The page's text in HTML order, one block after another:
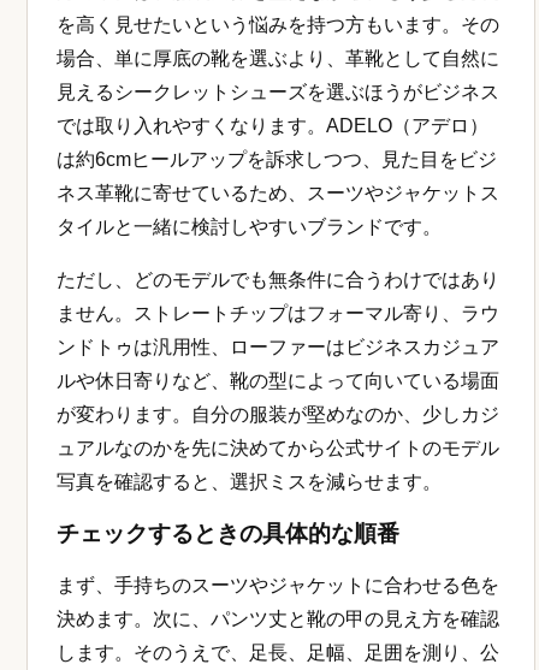
を高く見せたいという悩みを持つ方もいます。その
場合、単に厚底の靴を選ぶより、革靴として自然に
見えるシークレットシューズを選ぶほうがビジネス
では取り入れやすくなります。ADELO（アデロ）
は約6cmヒールアップを訴求しつつ、見た目をビジ
ネス革靴に寄せているため、スーツやジャケットス
タイルと一緒に検討しやすいブランドです。
ただし、どのモデルでも無条件に合うわけではあり
ません。ストレートチップはフォーマル寄り、ラウ
ンドトゥは汎用性、ローファーはビジネスカジュア
ルや休日寄りなど、靴の型によって向いている場面
が変わります。自分の服装が堅めなのか、少しカジ
ュアルなのかを先に決めてから公式サイトのモデル
写真を確認すると、選択ミスを減らせます。
チェックするときの具体的な順番
まず、手持ちのスーツやジャケットに合わせる色を
決めます。次に、パンツ丈と靴の甲の見え方を確認
します。そのうえで、足長、足幅、足囲を測り、公